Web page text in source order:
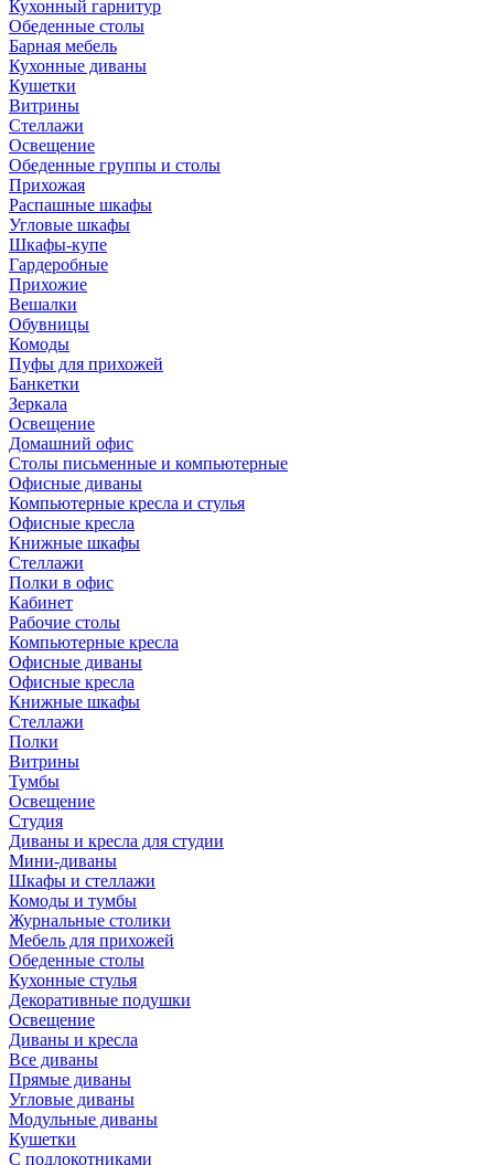
Кухонный гарнитур
Обеденные столы
Барная мебель
Кухонные диваны
Кушетки
Витрины
Стеллажи
Освещение
Обеденные группы и столы
Прихожая
Распашные шкафы
Угловые шкафы
Шкафы-купе
Гардеробные
Прихожие
Вешалки
Обувницы
Комоды
Пуфы для прихожей
Банкетки
Зеркала
Освещение
Домашний офис
Столы письменные и компьютерные
Офисные диваны
Компьютерные кресла и стулья
Офисные кресла
Книжные шкафы
Стеллажи
Полки в офис
Кабинет
Рабочие столы
Компьютерные кресла
Офисные диваны
Офисные кресла
Книжные шкафы
Стеллажи
Полки
Витрины
Тумбы
Освещение
Студия
Диваны и кресла для студии
Мини-диваны
Шкафы и стеллажи
Комоды и тумбы
Журнальные столики
Мебель для прихожей
Обеденные столы
Кухонные стулья
Декоративные подушки
Освещение
Диваны и кресла
Все диваны
Прямые диваны
Угловые диваны
Модульные диваны
Кушетки
С подлокотниками